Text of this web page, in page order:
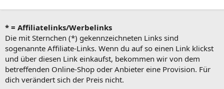
* = Affiliatelinks/Werbelinks
Die mit Sternchen (*) gekennzeichneten Links sind
sogenannte Affiliate-Links. Wenn du auf so einen Link klickst
und über diesen Link einkaufst, bekommen wir von dem
betreffenden Online-Shop oder Anbieter eine Provision. Für
dich verändert sich der Preis nicht.